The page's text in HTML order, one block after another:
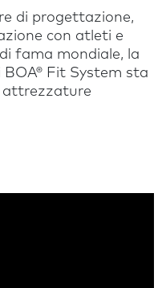
di progettazione,
con atleti e
fama mondiale, la
Fit System sta
attrezzature